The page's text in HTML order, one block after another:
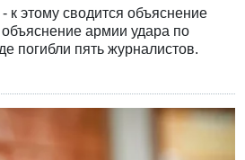
этому сводится объяснение
армии удара по
погибли пять журналистов.